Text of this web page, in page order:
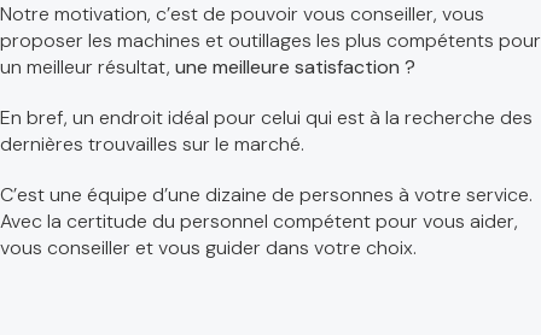
Notre motivation, c’est de pouvoir vous conseiller, vous
proposer les machines et outillages les plus compétents pour
un meilleur résultat, une meilleure satisfaction ?
En bref, un endroit idéal pour celui qui est à la recherche des
dernières trouvailles sur le marché.
C’est une équipe d’une dizaine de personnes à votre service.
Avec la certitude du personnel compétent pour vous aider,
vous conseiller et vous guider dans votre choix.